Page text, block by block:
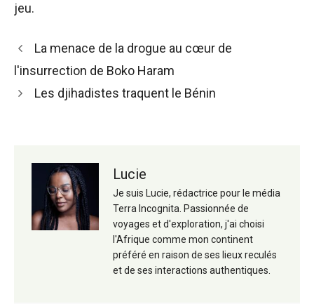
jeu.
Navigation
des
La menace de la drogue au cœur de
l'insurrection de Boko Haram
Les djihadistes traquent le Bénin
Lucie
Je suis Lucie, rédactrice pour le média
Terra Incognita. Passionnée de
voyages et d'exploration, j'ai choisi
l'Afrique comme mon continent
préféré en raison de ses lieux reculés
et de ses interactions authentiques.